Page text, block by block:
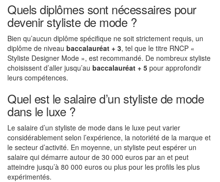
Quels diplômes sont nécessaires pour
devenir styliste de mode ?
Bien qu’aucun diplôme spécifique ne soit strictement requis, un
diplôme de niveau baccalauréat + 3, tel que le titre RNCP «
Styliste Designer Mode », est recommandé. De nombreux styliste
choisissent d’aller jusqu’au baccalauréat + 5 pour approfondir
leurs compétences.
Quel est le salaire d’un styliste de mode
dans le luxe ?
Le salaire d’un styliste de mode dans le luxe peut varier
considérablement selon l’expérience, la notoriété de la marque et
le secteur d’activité. En moyenne, un styliste peut espérer un
salaire qui démarre autour de 30 000 euros par an et peut
atteindre jusqu’à 80 000 euros ou plus pour les profils les plus
expérimentés.